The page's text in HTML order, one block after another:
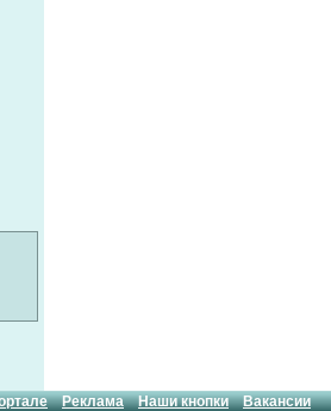
Реклама Наши кнопки Вакансии